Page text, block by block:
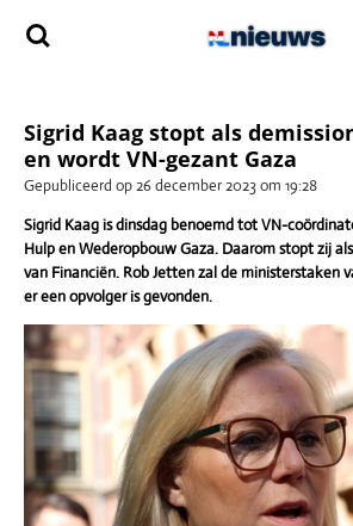
Ga
direct
Sigrid Kaag stopt als
en wordt VN-gezant Gaza
Gepubliceerd op 26 december 2023 om 19:28
Sigrid Kaag is dinsdag benoemd tot VN-
Hulp en Wederopbouw Gaza. Daarom stopt zij
van Financiën. Rob Jetten zal de ministerstaken
er een opvolger is gevonden.